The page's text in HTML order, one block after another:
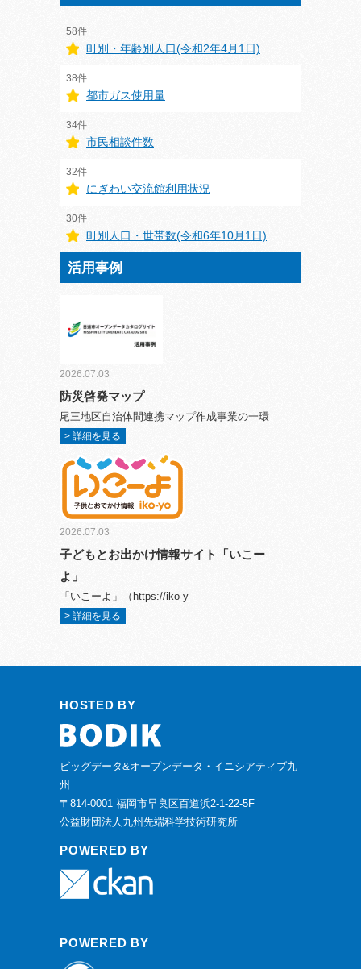
58件
町別・年齢別人口(令和2年4月1日)
38件
都市ガス使用量
34件
市民相談件数
32件
にぎわい交流館利用状況
30件
町別人口・世帯数(令和6年10月1日)
活用事例
2026.07.03
防災啓発マップ
尾三地区自治体間連携マップ作成事業の一環
> 詳細を見る
2026.07.03
子どもとお出かけ情報サイト「いこー
よ」
「いこーよ」（https://iko-y
> 詳細を見る
HOSTED BY
ビッグデータ&オープンデータ・イニシアティブ九
州
〒814-0001 福岡市早良区百道浜2-1-22-5F
公益財団法人九州先端科学技術研究所
POWERED BY
POWERED BY